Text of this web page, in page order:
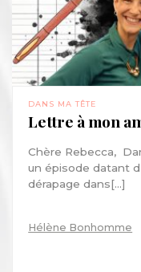
DANS MA TÊTE
Lettre à mon
Chère Rebecca,
un épisode datant
dérapage dans[...]
Hélène Bonhomme